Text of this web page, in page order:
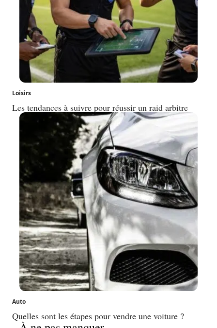
Loisirs
Les tendances à suivre pour réussir un raid arbitre
Auto
Quelles sont les étapes pour vendre une voiture ?